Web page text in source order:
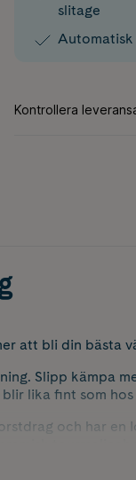
slitage
att bli din bästa
Slipp kämpa
lika fint som
och har en